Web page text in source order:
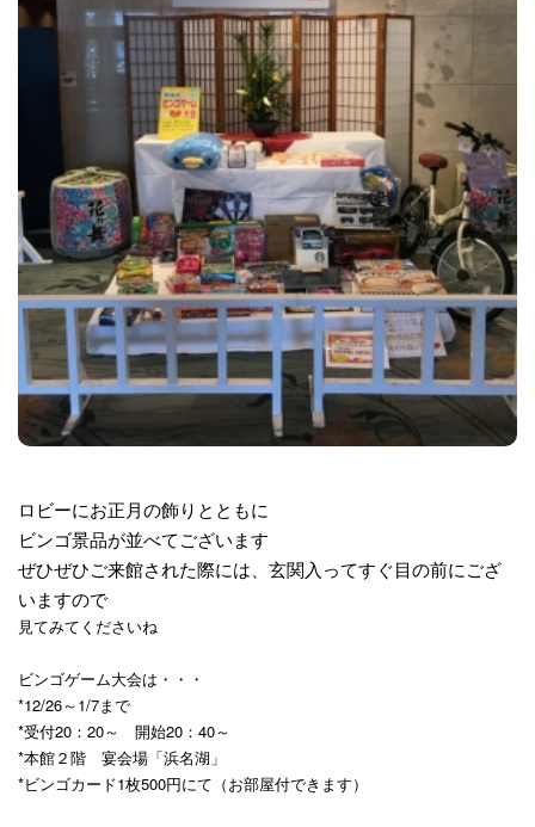
ロビーにお正月の飾りとともに
ビンゴ景品が並べてございます
ぜひぜひご来館された際には、玄関入ってすぐ目の前にござ
いますので
見てみてくださいね
ビンゴゲーム大会は・・・
*12/26～1/7まで
*受付20：20～ 開始20：40～
*本館２階 宴会場「浜名湖」
*ビンゴカード1枚500円にて（お部屋付できます）